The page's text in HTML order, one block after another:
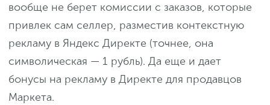
вообще не берет комиссии с заказов, которые
привлек сам селлер, разместив контекстную
рекламу в Яндекс Директе (точнее, она
символическая — 1 рубль). Да еще и дает
бонусы на рекламу в Директе для продавцов
Маркета.